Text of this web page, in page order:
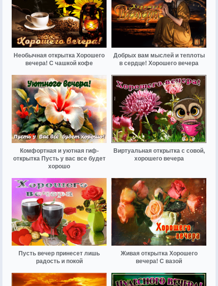
Необычная открытка Хорошего
вечера! С чашкой кофе
Добрых вам мыслей и теплоты
в сердце! Хорошего вечера
Комфортная и уютная гиф-
открытка Пусть у вас все будет
хорошо
Виртуальная открытка с совой,
хорошего вечера
Пусть вечер принесет лишь
радость и покой
Живая открытка Хорошего
вечера! С вазой